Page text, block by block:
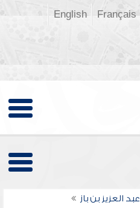
Français
English
عبد العزيز بن باز